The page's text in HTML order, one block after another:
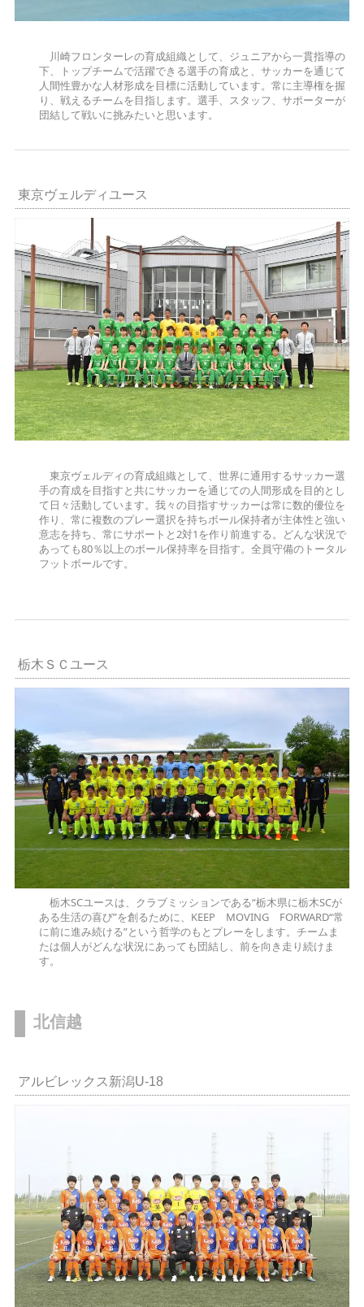
川崎フロンターレの育成組織として、ジュニアから一貫指導の
下、トップチームで活躍できる選手の育成と、サッカーを通じて
人間性豊かな人材形成を目標に活動しています。常に主導権を握
り、戦えるチームを目指します。選手、スタッフ、サポーターが
団結して戦いに挑みたいと思います。
東京ヴェルディユース
東京ヴェルディの育成組織として、世界に通用するサッカー選
手の育成を目指すと共にサッカーを通じての人間形成を目的とし
て日々活動しています。我々の目指すサッカーは常に数的優位を
作り、常に複数のプレー選択を持ちボール保持者が主体性と強い
意志を持ち、常にサポートと2対1を作り前進する。どんな状況で
あっても80％以上のボール保持率を目指す。全員守備のトータル
フットボールです。
栃木ＳＣユース
栃木SCユースは、クラブミッションである“栃木県に栃木SCが
ある生活の喜び”を創るために、KEEP MOVING FORWARD“常
に前に進み続ける”という哲学のもとプレーをします。チームま
たは個人がどんな状況にあっても団結し、前を向き走り続けま
す。
北信越
アルビレックス新潟U-18